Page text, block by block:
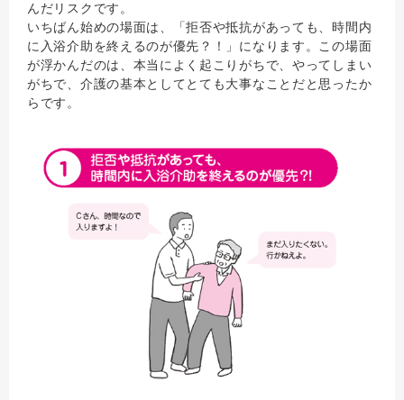
んだリスクです。
いちばん始めの場面は、「拒否や抵抗があっても、時間内
に入浴介助を終えるのが優先？！」になります。この場面
が浮かんだのは、本当によく起こりがちで、やってしまい
がちで、介護の基本としてとても大事なことだと思ったか
らです。